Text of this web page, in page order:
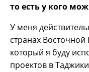
то есть у кого
У меня
странах
который я буду
проектов в